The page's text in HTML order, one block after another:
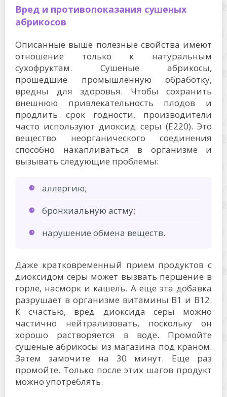
Вред и противопоказания сушеных
абрикосов
Описанные выше полезные свойства имеют
отношение только к натуральным
сухофруктам. Сушеные абрикосы,
прошедшие промышленную обработку,
вредны для здоровья. Чтобы сохранить
внешнюю привлекательность плодов и
продлить срок годности, производители
часто используют диоксид серы (Е220). Это
вещество неорганического соединения
способно накапливаться в организме и
вызывать следующие проблемы:
аллергию;
бронхиальную астму;
нарушение обмена веществ.
Даже кратковременный прием продуктов с
диоксидом серы может вызвать першение в
горле, насморк и кашель. А еще эта добавка
разрушает в организме витамины В1 и В12.
К счастью, вред диоксида серы можно
частично нейтрализовать, поскольку он
хорошо растворяется в воде. Промойте
сушеные абрикосы из магазина под краном.
Затем замочите на 30 минут. Еще раз
промойте. Только после этих шагов продукт
можно употреблять.